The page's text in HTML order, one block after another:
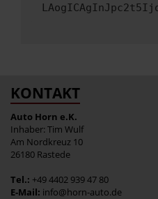
KONTAKT
Auto Horn e.K.
Inhaber: Tim Wulf
Am Nordkreuz 10
26180 Rastede
Tel.: +49 4402 939 47 80
E-Mail: info@horn-auto.de